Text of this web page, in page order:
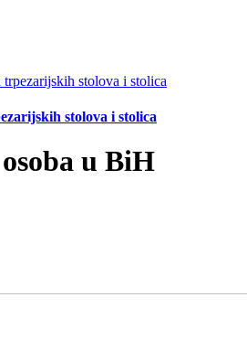
stolova i stolica
u BiH